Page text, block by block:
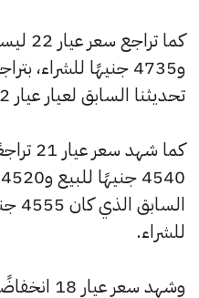
تحديثنا السابق لعيار عيار 22.
للشراء.
وشهد سعر